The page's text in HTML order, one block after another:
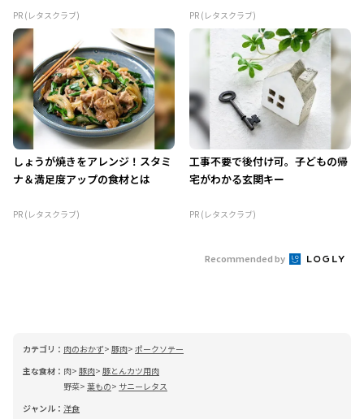
PR (レタスクラブ) PR (レタスクラブ)
しょうが焼きをアレンジ！スタミ
ナ＆満足度アップの食材とは
PR (レタスクラブ)
工事不要で後付け可。子どもの帰
宅がわかる玄関キー
PR (レタスクラブ)
Recommended by
カテゴリ： 肉のおかず 豚肉 ポークソテー
主な食材： 肉 豚肉 豚とんカツ用肉
野菜 葉もの
サニーレタス
ジャンル： 洋食